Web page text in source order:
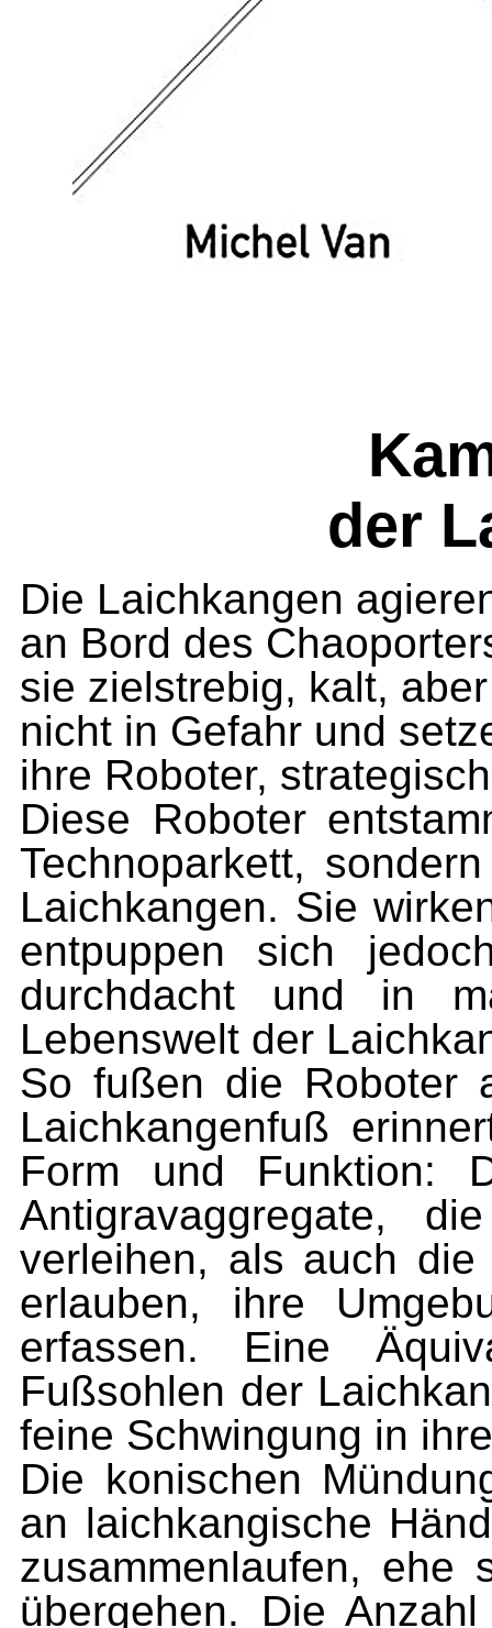
der
Die Laichkangen
an Bord des
sie zielstrebig, kalt,
nicht in Gefahr und
ihre Roboter,
Diese Roboter
Technoparkett,
Laichkangen. Sie
entpuppen sich
durchdacht und in
Lebenswelt der
So fußen die Roboter
Laichkangenfuß
Form und Funktion:
Antigravaggregate,
verleihen, als auch
erlauben, ihre
erfassen. Eine
Fußsohlen der
feine Schwingung in
Die konischen
an laichkangische
zusammenlaufen,
übergehen. Die